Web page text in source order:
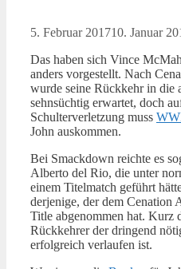
5. Februar 201710. Januar
Das haben sich Vince
anders vorgestellt. Nach
wurde seine Rückkehr in die
sehnsüchtig erwartet, doch
Schulterverletzung muss
John auskommen.
Bei Smackdown reichte es
Alberto del Rio, die unter
einem Titelmatch geführt
derjenige, der dem Cenation
Title abgenommen hat. Kurz
Rückkehrer der dringend
erfolgreich verlaufen ist.